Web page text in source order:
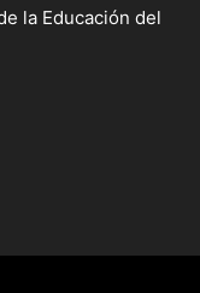
la Educación del